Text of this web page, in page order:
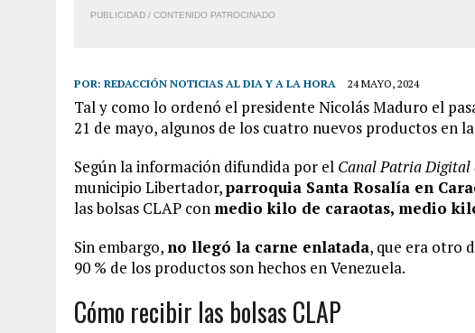
PUBLICIDAD / CONTENIDO PATROCINADO
POR: REDACCIÓN NOTICIAS AL DIA Y A LA HORA 24 MAYO, 2024
Tal y como lo ordenó el presidente Nicolás Maduro el
21 de mayo, algunos de los cuatro nuevos productos en
Según la información difundida por el Canal Patria Digital
municipio Libertador,parroquia Santa Rosalía en
las bolsas CLAP con medio kilo de caraotas, medio
Sin embargo, no llegó la carne enlatada, que era otro
90 % de los productos son hechos en Venezuela.
Cómo recibir las bolsas CLAP